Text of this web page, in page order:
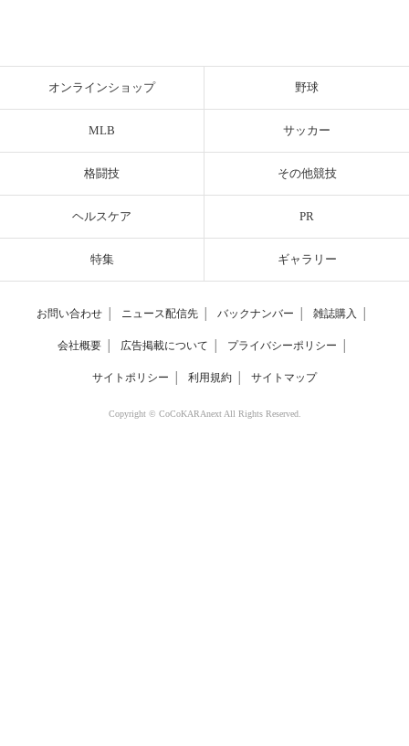
オンラインショップ 野球
MLB サッカー
格闘技 その他競技
ヘルスケア PR
特集 ギャラリー
お問い合わせ ニュース配信先 バックナンバー 雑誌購入
会社概要 広告掲載について プライバシーポリシー
サイトポリシー 利用規約 サイトマップ
Copyright © CoCoKARAnext All Rights Reserved.